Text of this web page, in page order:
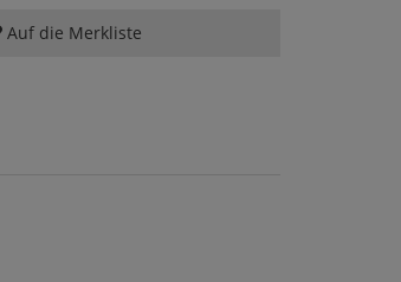
Auf die Merkliste